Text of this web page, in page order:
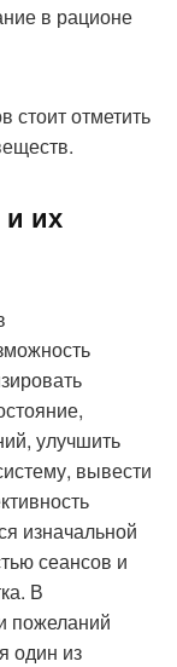
в рационе
отметить
и их
улучшить
вывести
изначальной
сеансов и
В
пожеланий
один из